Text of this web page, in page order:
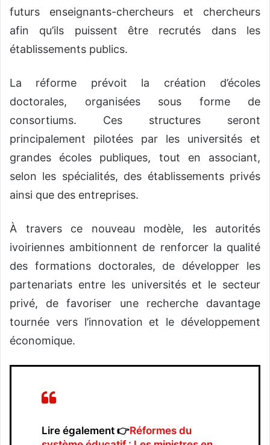
futurs enseignants-chercheurs et chercheurs
afin qu’ils puissent être recrutés dans les
établissements publics.
La réforme prévoit la création d’écoles
doctorales, organisées sous forme de
consortiums. Ces structures seront
principalement pilotées par les universités et
grandes écoles publiques, tout en associant,
selon les spécialités, des établissements privés
ainsi que des entreprises.
À travers ce nouveau modèle, les autorités
ivoiriennes ambitionnent de renforcer la qualité
des formations doctorales, de développer les
partenariats entre les universités et le secteur
privé, de favoriser une recherche davantage
tournée vers l’innovation et le développement
économique.
Lire également 👉Réformes du